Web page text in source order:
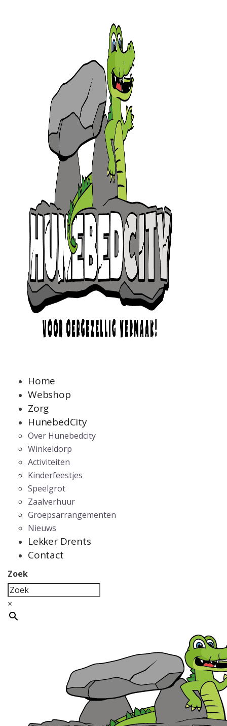
Home
Webshop
Zorg
HunebedCity
Over Hunebedcity
Winkeldorp
Activiteiten
Kinderfeestjes
Speelgrot
Zaalverhuur
Groepsarrangementen
Nieuws
Lekker Drents
Contact
Zoek
×